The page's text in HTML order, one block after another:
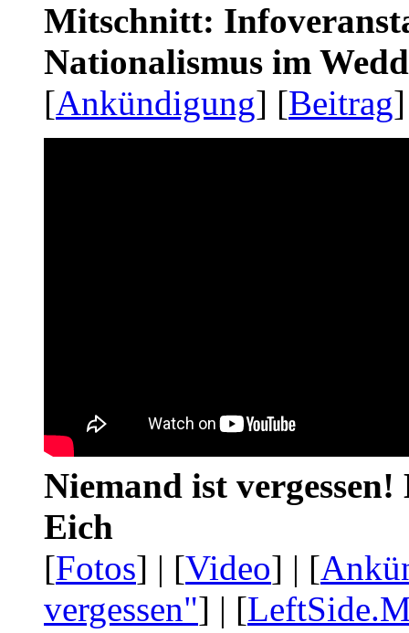
Mitschnitt:
Nationalismus im
[Ankündigung] [Beitrag
Niemand ist
Eich
[Fotos] | [Video] | [
vergessen"] | [